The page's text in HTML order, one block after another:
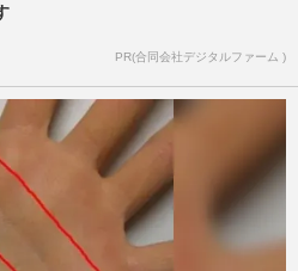
PR(合同会社デジタルファーム )